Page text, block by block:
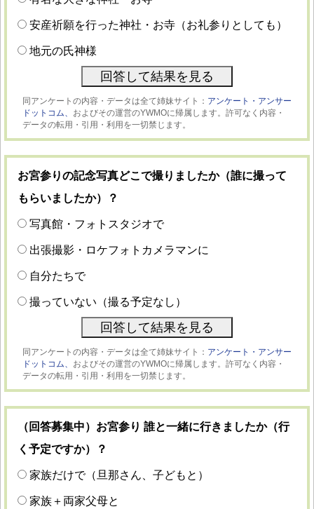
安産祈願を行った神社・お寺（お礼参りとしても）
地元の氏神様
同アンケートの内容・データは全て姉妹サイト： アンケート・アンサー
ドットコム、 およびその運営のYWMOに帰属します。許可なく内容・
データの転用・引用・利用を一切禁じます。
お宮参りの記念写真どこで撮りましたか（誰に撮って
もらいましたか）？
写真館・フォトスタジオで
出張撮影・ロケフォトカメラマンに
自分たちで
撮っていない（撮る予定なし）
同アンケートの内容・データは全て姉妹サイト： アンケート・アンサー
ドットコム、 およびその運営のYWMOに帰属します。許可なく内容・
データの転用・引用・利用を一切禁じます。
（回答募集中）お宮参り 誰と一緒に行きましたか（行
く予定ですか）？
家族だけで（旦那さん、子どもと）
家族＋両家父母と